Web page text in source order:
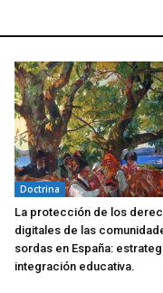
Doctrina
La protección de los
digitales de las
sordas en España:
integración educativa.